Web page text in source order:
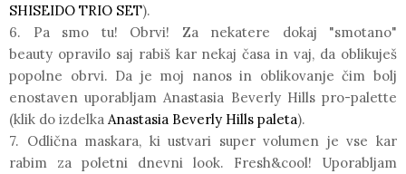
SHISEIDO TRIO SET).
6. Pa smo tu! Obrvi! Za nekatere dokaj "smotano"
beauty opravilo saj rabiš kar nekaj časa in vaj, da oblikuješ
popolne obrvi. Da je moj nanos in oblikovanje čim bolj
enostaven uporabljam Anastasia Beverly Hills pro-palette
(klik do izdelka Anastasia Beverly Hills paleta).
7. Odlična maskara, ki ustvari super volumen je vse kar
rabim za poletni dnevni look. Fresh&cool! Uporabljam